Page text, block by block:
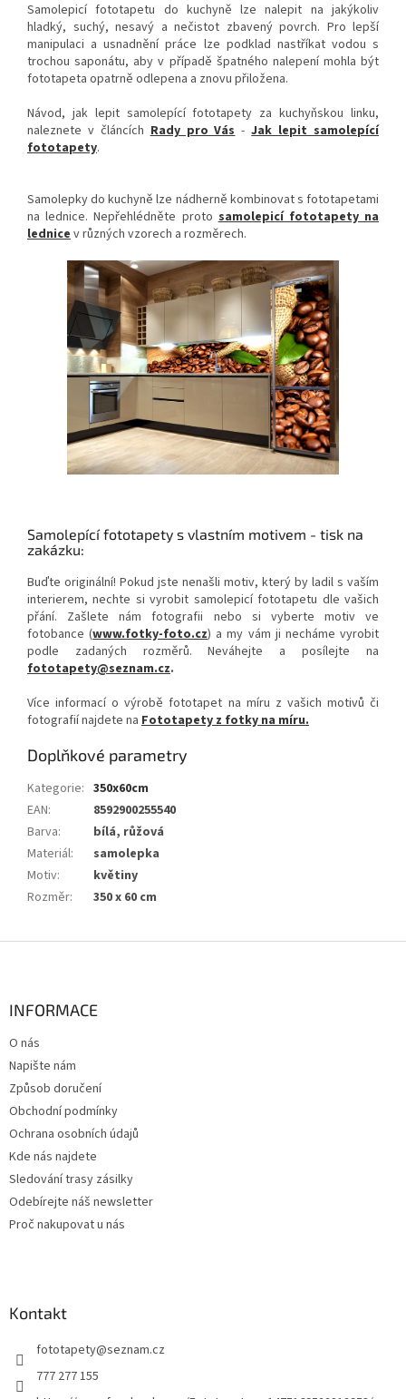
Samolepicí fototapetu do kuchyně lze nalepit na jakýkoliv
hladký, suchý, nesavý a nečistot zbavený povrch. Pro lepší
manipulaci a usnadnění práce lze podklad nastříkat vodou s
trochou saponátu, aby v případě špatného nalepení mohla být
fototapeta opatrně odlepena a znovu přiložena.
Návod, jak lepit samolepící fototapety za kuchyňskou linku,
naleznete v článcíchRady pro Vás-Jak lepit samolepící
fototapety.
Samolepky do kuchyně lze nádherně kombinovat s fototapetami
na lednice. Nepřehlédněte protosamolepicí fototapety na
lednicev různých vzorech a rozměrech.
Samolepící fototapety s vlastním motivem - tisk na
zakázku:
Buďte originální! Pokud jste nenašli motiv, který by ladil s vaším
interierem, nechte si vyrobit samolepicí fototapetu dle vašich
přání. Zašlete nám fotografii nebo si vyberte motiv ve
fotobance (www.fotky-foto.cz) a my vám ji necháme vyrobit
podle zadaných rozměrů. Neváhejte a posílejte na
fototapety@seznam.cz.
Více informací o výrobě fototapet na míru z vašich motivů či
fotografií najdete na Fototapety z fotky na míru.
Doplňkové parametry
Kategorie: 350x60cm
EAN:
8592900255540
Barva:
bílá, růžová
Materiál:
samolepka
Motiv:
květiny
Rozměr: 350 x 60 cm
INFORMACE
O nás
Napište nám
Způsob doručení
Obchodní podmínky
Ochrana osobních údajů
Kde nás najdete
Sledování trasy zásilky
Odebírejte náš newsletter
Proč nakupovat u nás
Kontakt
fototapety@seznam.cz
777 277 155